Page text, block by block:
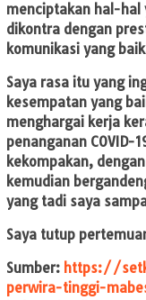
menciptakan hal-hal
dikontra dengan
komunikasi yang
Saya rasa itu yang
kesempatan yang
menghargai kerja
penanganan COVID-
kekompakan,
kemudian
yang tadi saya
Saya tutup
Sumber: https://
perwira-tinggi-